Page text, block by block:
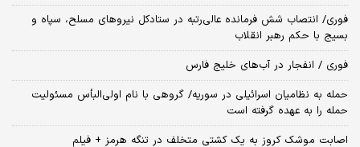
فوری/ انتصاب شش فرمانده عالی‌رتبه در ستادکل نیروهای مسلح، سپاه و
بسیج با حکم رهبر انقلاب
فوری / انفجار در آب‌های خلیج فارس
حمله به نظامیان اسرائیلی در سوریه/ گروهی با نام اولی‌البأس مسئولیت
حمله را به عهده گرفته است
اصابت موشک کروز به یک کشتی متخلف در تنگه هرمز + فیلم